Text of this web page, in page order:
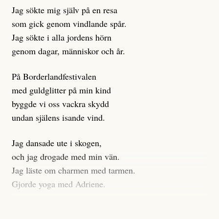
klickbete är inte intressant för Dagens ETC.
Journalistiken är låst. En klatschig men korrekt rubrik
gör förhoppningsvis att en nyfiken beställer
prenumeration, men den avslutas sekunder senare om
dessa granskningar på olika källor, alltifrån domar till
en mängd intervjupersoner, inklusive generös
möjlighet att bemöta för såväl personen vars motiv att
engagera sig i Palestinarörelsen ifrågasätts som de
grupper där Säpo-resursen samlade in uppgifter.
Researchen är grundlig.
Möjligen är det egentligen inte journalistikens metod
som stör?
Jag sökte mig själv på en resa
som gick genom vindlande spår.
Jag sökte i alla jordens hörn
genom dagar, människor och år.
På Borderlandfestivalen
med guldglitter på min kind
byggde vi oss vackra skydd
undan själens isande vind.
Jag dansade ute i skogen,
och jag drogade med min vän.
Jag läste om charmen med tarmen.
Gjorde yoga med Adriene.